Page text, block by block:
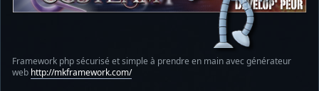
Framework php sécurisé et simple à prendre en main avec générateur
web http://mkframework.com/